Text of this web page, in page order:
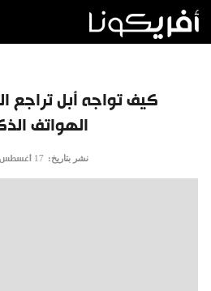
كيف تواجه أبل
الهواتف
نشر بتاريخ: 17 أغسطس 2022